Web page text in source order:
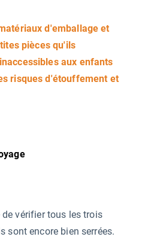
d'emballage et
pièces qu'ils
aux enfants
risques d'étouffement et
vérifier tous les trois
sont encore bien serrées.